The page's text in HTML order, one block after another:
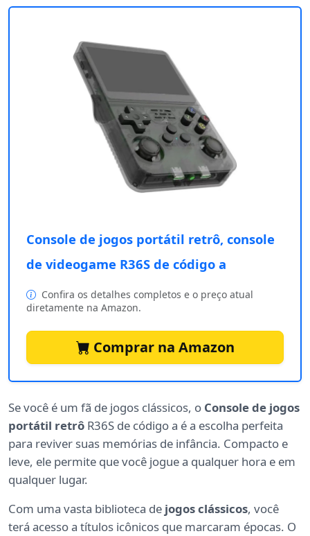
Console de jogos portátil retrô, console
de videogame R36S de código a
Confira os detalhes completos e o preço atual
diretamente na Amazon.
Comprar na Amazon
Se você é um fã de jogos clássicos, o Console de jogos
portátil retrô R36S de código a é a escolha perfeita
para reviver suas memórias de infância. Compacto e
leve, ele permite que você jogue a qualquer hora e em
qualquer lugar.
Com uma vasta biblioteca de jogos clássicos, você
terá acesso a títulos icônicos que marcaram épocas. O